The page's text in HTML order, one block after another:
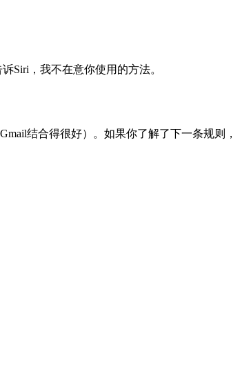
Siri，我不在意你使用的方法。
结合得很好）。如果你了解了下一条规则，